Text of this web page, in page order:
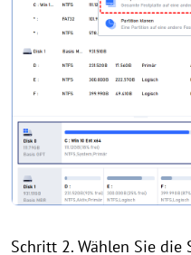
Schritt 2. Wählen Sie die